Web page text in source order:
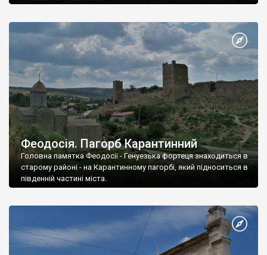
Феодосія. Пагорб Карантинний
Головна памятка Феодосії - Генуезька фортеця знаходиться в
старому районі - на Карантинному пагорбі, який підноситься в
південній частині міста.